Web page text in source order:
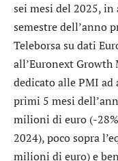
sei mesi del 2025,
semestre dell’anno
Teleborsa su dati
all’Euronext
dedicato alle PMI ad
primi 5 mesi
milioni di euro (-
2024), poco sopra
milioni di euro) e